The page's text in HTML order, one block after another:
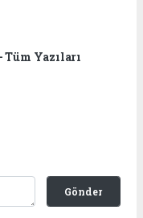
Yazıları
Gönder